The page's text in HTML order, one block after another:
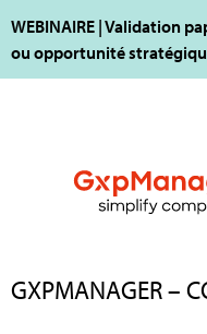
WEBINAIRE | Validation
ou opportunité
GXPMANAGER –